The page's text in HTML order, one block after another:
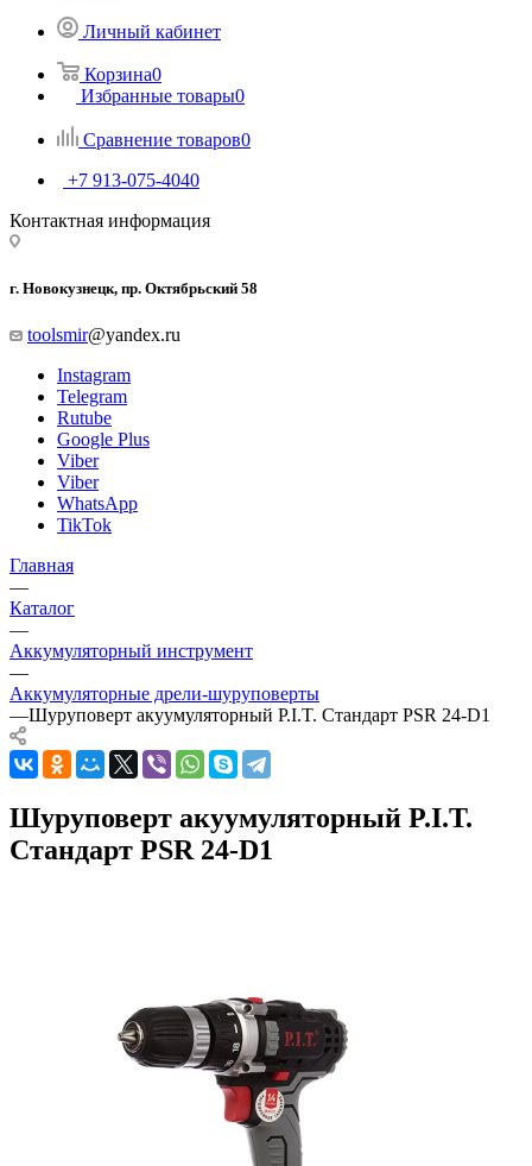
Личный кабинет
Корзина0
Избранные товары0
Сравнение товаров0
+7 913-075-4040
Контактная информация
г. Новокузнецк, пр. Октябрьский 58
toolsmir@yandex.ru
Instagram
Telegram
Rutube
Google Plus
Viber
Viber
WhatsApp
TikTok
Главная
—
Каталог
—
Аккумуляторный инструмент
—
Аккумуляторные дрели-шуруповерты
—Шуруповерт акуумуляторный P.I.T. Стандарт PSR 24-D1
Шуруповерт акуумуляторный P.I.T.
Стандарт PSR 24-D1